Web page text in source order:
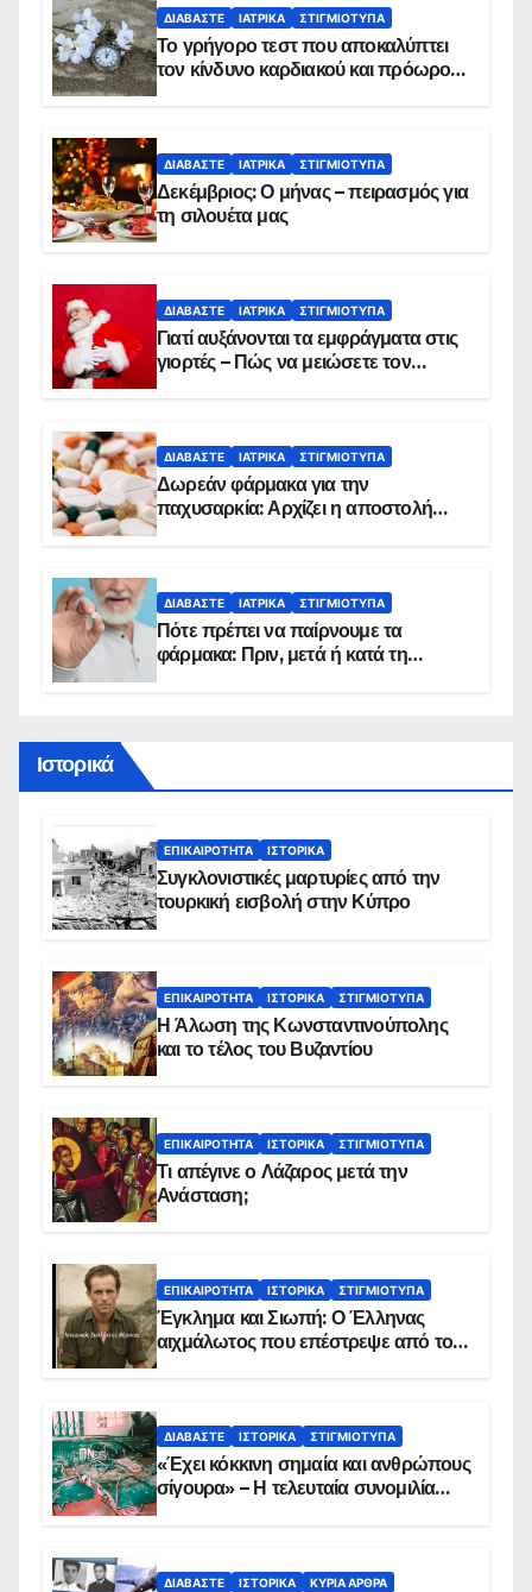
ΔΙΑΒΆΣΤΕ ΙΑΤΡΙΚΆ ΣΤΙΓΜΙΌΤΥΠΑ
Το γρήγορο τεστ που αποκαλύπτει
τον κίνδυνο καρδιακού και πρόωρου
ΔΙΑΒΆΣΤΕ ΙΑΤΡΙΚΆ ΣΤΙΓΜΙΌΤΥΠΑ
Δεκέμβριος: Ο μήνας – πειρασμός για
τη σιλουέτα μας
ΔΙΑΒΆΣΤΕ ΙΑΤΡΙΚΆ ΣΤΙΓΜΙΌΤΥΠΑ
Γιατί αυξάνονται τα εμφράγματα στις
γιορτές – Πώς να μειώσετε τον
ΔΙΑΒΆΣΤΕ ΙΑΤΡΙΚΆ ΣΤΙΓΜΙΌΤΥΠΑ
Δωρεάν φάρμακα για την
παχυσαρκία: Αρχίζει η αποστολή
ΔΙΑΒΆΣΤΕ ΙΑΤΡΙΚΆ ΣΤΙΓΜΙΌΤΥΠΑ
Πότε πρέπει να παίρνουμε τα
φάρμακα: Πριν, μετά ή κατά τη
Ιστορικά
ΕΠΙΚΑΙΡΌΤΗΤΑ ΙΣΤΟΡΙΚΆ
Συγκλονιστικές μαρτυρίες από την
τουρκική εισβολή στην Κύπρο
ΕΠΙΚΑΙΡΌΤΗΤΑ ΙΣΤΟΡΙΚΆ ΣΤΙΓΜΙΌΤΥΠΑ
Η Άλωση της Κωνσταντινούπολης
και το τέλος του Βυζαντίου
ΕΠΙΚΑΙΡΌΤΗΤΑ ΙΣΤΟΡΙΚΆ ΣΤΙΓΜΙΌΤΥΠΑ
Τι απέγινε ο Λάζαρος μετά την
Ανάσταση;
ΕΠΙΚΑΙΡΌΤΗΤΑ ΙΣΤΟΡΙΚΆ ΣΤΙΓΜΙΌΤΥΠΑ
Έγκλημα και Σιωπή: Ο Έλληνας
αιχμάλωτος που επέστρεψε από το
ΔΙΑΒΆΣΤΕ ΙΣΤΟΡΙΚΆ ΣΤΙΓΜΙΌΤΥΠΑ
«Έχει κόκκινη σημαία και ανθρώπους
σίγουρα» – Η τελευταία συνομιλία
ΔΙΑΒΆΣΤΕ ΙΣΤΟΡΙΚΆ ΚΥΡΙΑ ΑΡΘΡΑ